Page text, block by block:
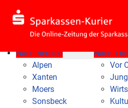
Nach Bereich
Alpen
Xanten
Moers
Sonsbeck
Nach
Vor